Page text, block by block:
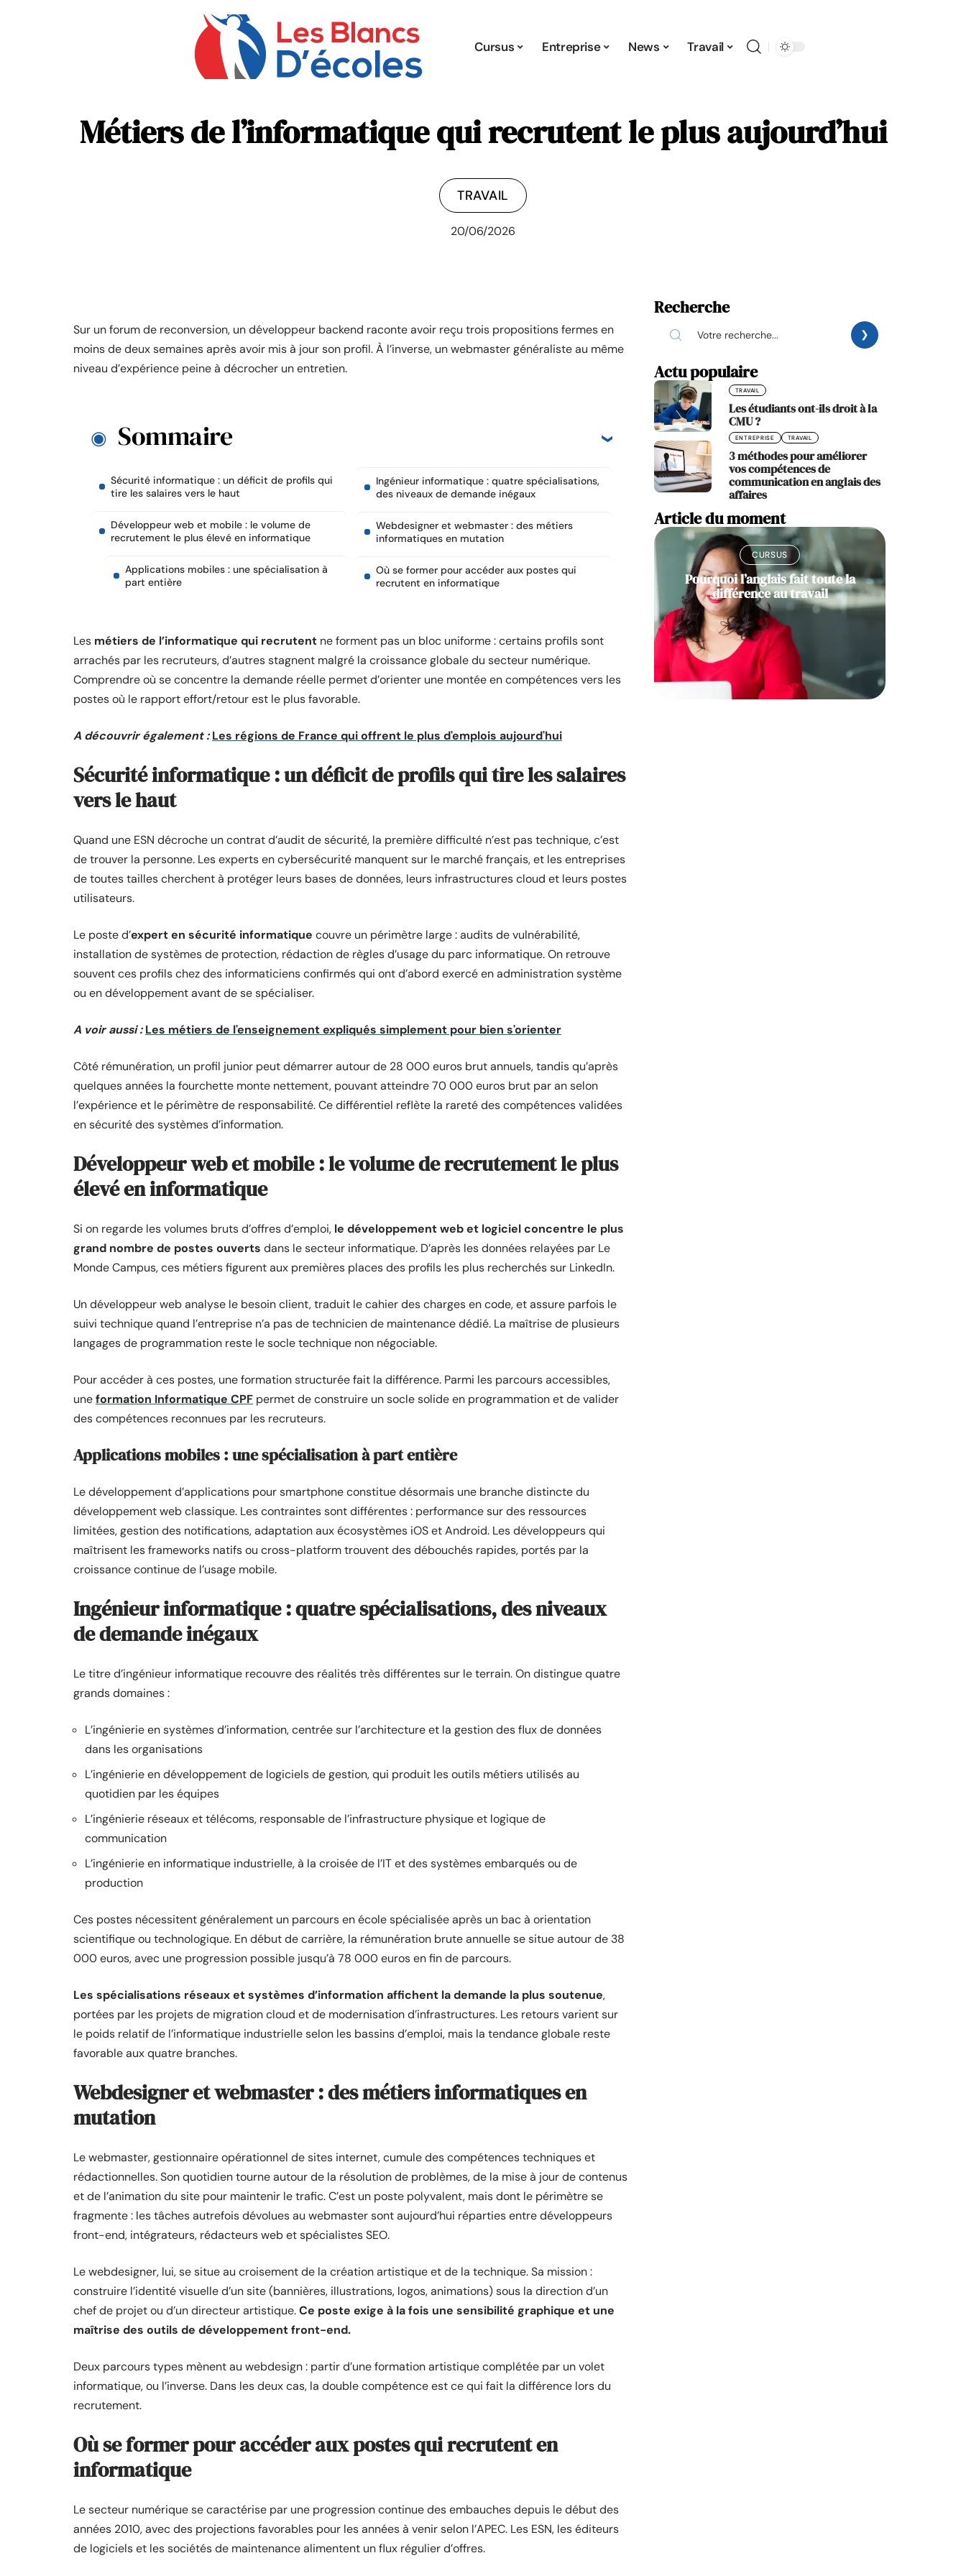
Cursus Entreprise News Travail
Métiers de l’informatique qui recrutent le plus aujourd’hui
TRAVAIL
20/06/2026
Sur un forum de reconversion, un développeur backend raconte avoir reçu trois propositions fermes en
moins de deux semaines après avoir mis à jour son profil. À l’inverse, un webmaster généraliste au même
niveau d’expérience peine à décrocher un entretien.
Sommaire
Sécurité informatique : un déficit de profils qui
tire les salaires vers le haut
Développeur web et mobile : le volume de
recrutement le plus élevé en informatique
Applications mobiles : une spécialisation à
part entière
Ingénieur informatique : quatre spécialisations,
des niveaux de demande inégaux
Webdesigner et webmaster : des métiers
informatiques en mutation
Où se former pour accéder aux postes qui
recrutent en informatique
Les métiers de l’informatique qui recrutent ne forment pas un bloc uniforme : certains profils sont
arrachés par les recruteurs, d’autres stagnent malgré la croissance globale du secteur numérique.
Comprendre où se concentre la demande réelle permet d’orienter une montée en compétences vers les
postes où le rapport effort/retour est le plus favorable.
A découvrir également : Les régions de France qui offrent le plus d'emplois aujourd'hui
Sécurité informatique : un déficit de profils qui tire les salaires
vers le haut
Quand une ESN décroche un contrat d’audit de sécurité, la première difficulté n’est pas technique, c’est
de trouver la personne. Les experts en cybersécurité manquent sur le marché français, et les entreprises
de toutes tailles cherchent à protéger leurs bases de données, leurs infrastructures cloud et leurs postes
utilisateurs.
Le poste d’expert en sécurité informatique couvre un périmètre large : audits de vulnérabilité,
installation de systèmes de protection, rédaction de règles d’usage du parc informatique. On retrouve
souvent ces profils chez des informaticiens confirmés qui ont d’abord exercé en administration système
ou en développement avant de se spécialiser.
A voir aussi : Les métiers de l'enseignement expliqués simplement pour bien s'orienter
Côté rémunération, un profil junior peut démarrer autour de 28 000 euros brut annuels, tandis qu’après
quelques années la fourchette monte nettement, pouvant atteindre 70 000 euros brut par an selon
l’expérience et le périmètre de responsabilité. Ce différentiel reflète la rareté des compétences validées
en sécurité des systèmes d’information.
Développeur web et mobile : le volume de recrutement le plus
élevé en informatique
Si on regarde les volumes bruts d’offres d’emploi, le développement web et logiciel concentre le plus
grand nombre de postes ouverts dans le secteur informatique. D’après les données relayées par Le
Monde Campus, ces métiers figurent aux premières places des profils les plus recherchés sur LinkedIn.
Un développeur web analyse le besoin client, traduit le cahier des charges en code, et assure parfois le
suivi technique quand l’entreprise n’a pas de technicien de maintenance dédié. La maîtrise de plusieurs
langages de programmation reste le socle technique non négociable.
Pour accéder à ces postes, une formation structurée fait la différence. Parmi les parcours accessibles,
uneformation Informatique CPF permet de construire un socle solide en programmation et de valider
des compétences reconnues par les recruteurs.
Applications mobiles : une spécialisation à part entière
Le développement d’applications pour smartphone constitue désormais une branche distincte du
développement web classique. Les contraintes sont différentes : performance sur des ressources
limitées, gestion des notifications, adaptation aux écosystèmes iOS et Android. Les développeurs qui
maîtrisent les frameworks natifs ou cross-platform trouvent des débouchés rapides, portés par la
croissance continue de l’usage mobile.
Ingénieur informatique : quatre spécialisations, des niveaux
de demande inégaux
Le titre d’ingénieur informatique recouvre des réalités très différentes sur le terrain. On distingue quatre
grands domaines :
L’ingénierie en systèmes d’information, centrée sur l’architecture et la gestion des flux de données
dans les organisations
L’ingénierie en développement de logiciels de gestion, qui produit les outils métiers utilisés au
quotidien par les équipes
L’ingénierie réseaux et télécoms, responsable de l’infrastructure physique et logique de
communication
L’ingénierie en informatique industrielle, à la croisée de l’IT et des systèmes embarqués ou de
production
Ces postes nécessitent généralement un parcours en école spécialisée après un bac à orientation
scientifique ou technologique. En début de carrière, la rémunération brute annuelle se situe autour de 38
000 euros, avec une progression possible jusqu’à 78 000 euros en fin de parcours.
Les spécialisations réseaux et systèmes d’information affichent la demande la plus soutenue,
portées par les projets de migration cloud et de modernisation d’infrastructures. Les retours varient sur
le poids relatif de l’informatique industrielle selon les bassins d’emploi, mais la tendance globale reste
favorable aux quatre branches.
Webdesigner et webmaster : des métiers informatiques en
mutation
Le webmaster, gestionnaire opérationnel de sites internet, cumule des compétences techniques et
rédactionnelles. Son quotidien tourne autour de la résolution de problèmes, de la mise à jour de contenus
et de l’animation du site pour maintenir le trafic. C’est un poste polyvalent, mais dont le périmètre se
fragmente : les tâches autrefois dévolues au webmaster sont aujourd’hui réparties entre développeurs
front-end, intégrateurs, rédacteurs web et spécialistes SEO.
Le webdesigner, lui, se situe au croisement de la création artistique et de la technique. Sa mission :
construire l’identité visuelle d’un site (bannières, illustrations, logos, animations) sous la direction d’un
chef de projet ou d’un directeur artistique.Ce poste exige à la fois une sensibilité graphique et une
maîtrise des outils de développement front-end.
Deux parcours types mènent au webdesign : partir d’une formation artistique complétée par un volet
informatique, ou l’inverse. Dans les deux cas, la double compétence est ce qui fait la différence lors du
recrutement.
Où se former pour accéder aux postes qui recrutent en
informatique
Le secteur numérique se caractérise par une progression continue des embauches depuis le début des
années 2010, avec des projections favorables pour les années à venir selon l’APEC. Les ESN, les éditeurs
de logiciels et les sociétés de maintenance alimentent un flux régulier d’offres.
Recherche
Actu populaire
TRAVAIL
Les étudiants ont-ils droit à la
CMU ?
ENTREPRISE TRAVAIL
3 méthodes pour améliorer
vos compétences de
communication en anglais des
affaires
Article du moment
CURSUS
Pourquoi l’anglais fait toute la
différence au travail